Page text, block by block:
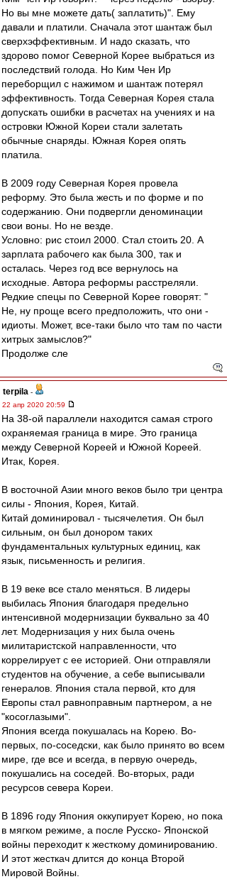
Но вы мне можете дать( заплатить)". Ему
давали и платили. Сначала этот шантаж был
сверхэффективным. И надо сказать, что
здорово помог Северной Корее выбраться из
последствий голода. Но Ким Чен Ир
переборщил с нажимом и шантаж потерял
эффективность. Тогда Северная Корея стала
допускать ошибки в расчетах на учениях и на
островки Южной Кореи стали залетать
обычные снаряды. Южная Корея опять
платила.
В 2009 году Северная Корея провела
реформу. Это была жесть и по форме и по
содержанию. Они подвергли деноминации
свои воны. Но не везде.
Условно: рис стоил 2000. Стал стоить 20. А
зарплата рабочего как была 300, так и
осталась. Через год все вернулось на
исходные. Автора реформы расстреляли.
Редкие спецы по Северной Корее говорят: "
Не, ну проще всего предположить, что они -
идиоты. Может, все-таки было что там по части
хитрых замыслов?"
Продолже сле
terpila -
22 апр 2020 20:59
На 38-ой параллели находится самая строго
охраняемая граница в мире. Это граница
между Северной Кореей и Южной Кореей.
Итак, Корея.
В восточной Азии много веков было три центра
силы - Япония, Корея, Китай.
Китай доминировал - тысячелетия. Он был
сильным, он был донором таких
фундаментальных культурных единиц, как
язык, письменность и религия.
В 19 веке все стало меняться. В лидеры
выбилась Япония благодаря предельно
интенсивной модернизации буквально за 40
лет. Модернизация у них была очень
милитаристской направленности, что
коррелирует с ее историей. Они отправляли
студентов на обучение, а себе выписывали
генералов. Япония стала первой, кто для
Европы стал равноправным партнером, а не
"косоглазыми".
Япония всегда покушалась на Корею. Во-
первых, по-соседски, как было принято во всем
мире, где все и всегда, в первую очередь,
покушались на соседей. Во-вторых, ради
ресурсов севера Кореи.
В 1896 году Япония оккупирует Корею, но пока
в мягком режиме, а после Русско- Японской
войны переходит к жесткому доминированию.
И этот жесткач длится до конца Второй
Мировой Войны.